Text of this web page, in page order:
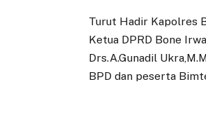
Turut Hadir Kapolres
Ketua DPRD Bone
Drs.A.Gunadil
BPD dan peserta